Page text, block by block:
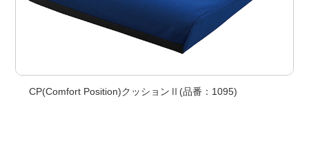
CP(Comfort Position)クッションⅡ(品番：1095)